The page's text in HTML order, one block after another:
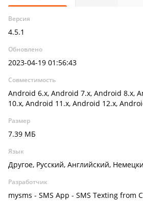
Версия
4.5.1
Обновлено
2023-04-19 01:56:43
Совместимость
Android 6.x, Android 7.x, Android 8.x,
10.x, Android 11.x, Android 12.x,
Размер
7.39 МБ
Язык
Другое, Русский, Английский,
Разработчик
mysms - SMS App - SMS Texting from